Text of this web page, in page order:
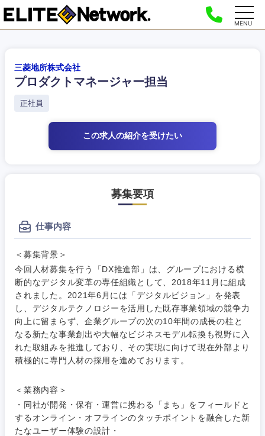
MENU
三菱地所株式会社
プロダクトマネージャー担当
正社員
この求人の紹介を受けたい
募集要項
仕事内容
＜募集背景＞
今回人材募集を行う「DX推進部」は、グループにおける横
断的なデジタル変革の専任組織として、2018年11月に組成
されました。2021年6月には「デジタルビジョン」を発表
し、デジタルテクノロジーを活用した既存事業領域の競争力
向上に留まらず、企業グループの次の10年間の成長の柱と
なる新たな事業創出や大幅なビジネスモデル転換も視野に入
れた取組みを推進しており、その実現に向けて現在外部より
積極的に専門人材の採用を進めております。
＜業務内容＞
・同社が開発・保有・運営に携わる「まち」をフィールドと
するオンライン・オフラインのタッチポイントを融合した新
たなユーザー体験の設計・
ご希望の職種を選択してください
経営企
画・事業
企画
すべての経営企画・事業企
画
ご希望の職種を選択してください
経営企画・事業企画
経営ボード
ご希望の業界を選択してください
商社・卸
エネルギー・資源・環境
ご希望の勤務地を選択してください
北海道・東北地方
北海道
ご希望条件を入力ください
希望年収